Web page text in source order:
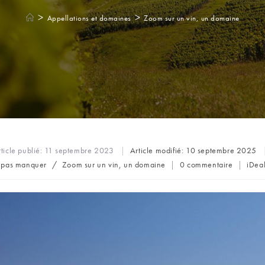
> Appellations et domaines > Zoom sur un vin, un domaine
publié: 11 septembre 2023 Article modifié: 10 septembre 2025
manquer / Zoom sur un vin, un domaine
Commentaires
0 commentaire